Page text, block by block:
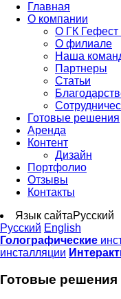
Главная
О компании
О ГК Гефест
О филиале
Наша
Партнеры
Статьи
Готовые решения
Аренда
Контент
Дизайн
Портфолио
Отзывы
Контакты
Язык сайтаРусский
Русский English
Голографические
инсталляции
Готовые решения